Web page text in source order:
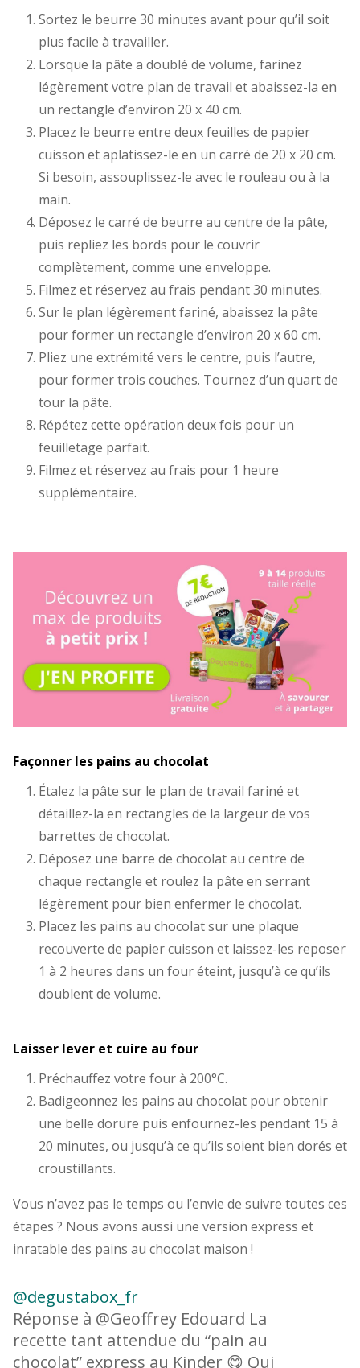
Sortez le beurre 30 minutes avant pour qu’il soit
plus facile à travailler.
Lorsque la pâte a doublé de volume, farinez
légèrement votre plan de travail et abaissez-la en
un rectangle d’environ 20 x 40 cm.
Placez le beurre entre deux feuilles de papier
cuisson et aplatissez-le en un carré de 20 x 20 cm.
Si besoin, assouplissez-le avec le rouleau ou à la
main.
Déposez le carré de beurre au centre de la pâte,
puis repliez les bords pour le couvrir
complètement, comme une enveloppe.
Filmez et réservez au frais pendant 30 minutes.
Sur le plan légèrement fariné, abaissez la pâte
pour former un rectangle d’environ 20 x 60 cm.
Pliez une extrémité vers le centre, puis l’autre,
pour former trois couches. Tournez d’un quart de
tour la pâte.
Répétez cette opération deux fois pour un
feuilletage parfait.
Filmez et réservez au frais pour 1 heure
supplémentaire.
Façonner les pains au chocolat
Étalez la pâte sur le plan de travail fariné et
détaillez-la en rectangles de la largeur de vos
barrettes de chocolat.
Déposez une barre de chocolat au centre de
chaque rectangle et roulez la pâte en serrant
légèrement pour bien enfermer le chocolat.
Placez les pains au chocolat sur une plaque
recouverte de papier cuisson et laissez-les reposer
1 à 2 heures dans un four éteint, jusqu’à ce qu’ils
doublent de volume.
Laisser lever et cuire au four
Préchauffez votre four à 200°C.
Badigeonnez les pains au chocolat pour obtenir
une belle dorure puis enfournez-les pendant 15 à
20 minutes, ou jusqu’à ce qu’ils soient bien dorés et
croustillants.
Vous n’avez pas le temps ou l’envie de suivre toutes ces
étapes ? Nous avons aussi une version express et
inratable des pains au chocolat maison !
@degustabox_fr
Réponse à @Geoffrey Edouard La
recette tant attendue du “pain au
chocolat” express au Kinder 😋 Qui